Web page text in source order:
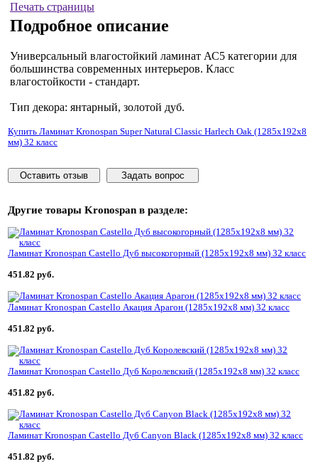
Печать страницы
Подробное описание
Универсальный влагостойкий ламинат АС5 категории для
большинства современных интерьеров. Класс
влагостойкости - стандарт.
Tип декора: янтарный, золотой дуб.
Купить Ламинат Kronospan Super Natural Classic Harlech Oak (1285x192x8
мм) 32 класс
Оставить отзыв Задать вопрос
Другие товары Kronospan в разделе:
Ламинат Kronospan Castello Дуб высокогорный (1285x192x8 мм) 32 класс
451.82 руб.
Ламинат Kronospan Castello Акация Арагон (1285x192x8 мм) 32 класс
451.82 руб.
Ламинат Kronospan Castello Дуб Королевский (1285x192x8 мм) 32 класс
451.82 руб.
Ламинат Kronospan Castello Дуб Canyon Black (1285x192x8 мм) 32 класс
451.82 руб.